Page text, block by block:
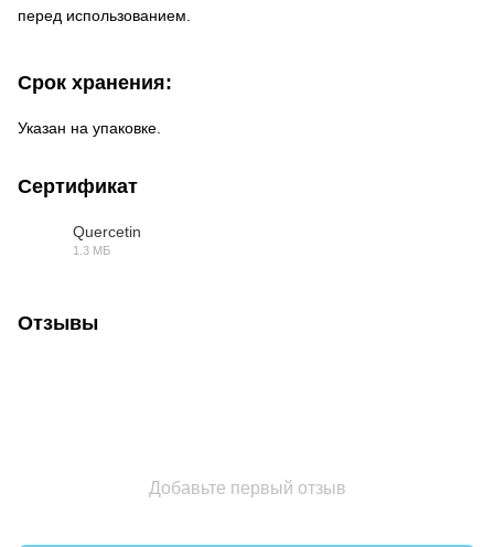
перед использованием.
Срок хранения:
Указан на упаковке.
Сертификат
Quercetin
1.3 МБ
Отзывы
Добавьте первый отзыв